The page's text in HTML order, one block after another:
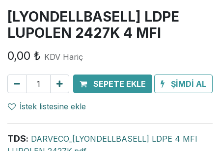
[LYONDELLBASELL] LDPE
LUPOLEN 2427K 4 MFI
0,00 ₺ KDV Hariç
SEPETE EKLE ŞİMDİ AL
İstek listesine ekle
TDS: DARVECO_[LYONDELLBASELL] LDPE 4 MFI